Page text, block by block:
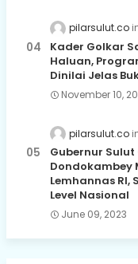
pilarsulut.co
Kader Golkar
Haluan,
Dinilai Jelas
November 10,
pilarsulut.co
Gubernur Sulut
Dondokambey
Lemhannas RI,
Level Nasional
June 09, 2023